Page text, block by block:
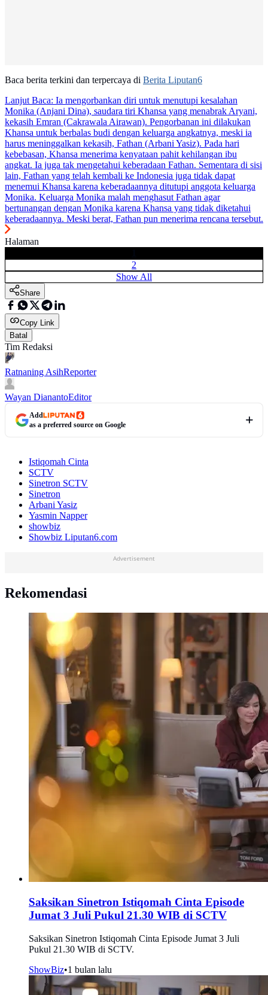
Baca berita terkini dan terpercaya di Berita Liputan6
Lanjut Baca: Ia mengorbankan diri untuk menutupi kesalahan
Monika (Anjani Dina), saudara tiri Khansa yang menabrak Aryani,
kekasih Emran (Cakrawala Airawan). Pengorbanan ini dilakukan
Khansa untuk berbalas budi dengan keluarga angkatnya, meski ia
harus meninggalkan kekasih, Fathan (Arbani Yasiz). Pada hari
kebebasan, Khansa menerima kenyataan pahit kehilangan ibu
angkat. Ia juga tak mengetahui keberadaan Fathan. Sementara di sisi
lain, Fathan yang telah kembali ke Indonesia juga tidak dapat
menemui Khansa karena keberadaannya ditutupi anggota keluarga
Monika. Keluarga Monika malah menghasut Fathan agar
bertunangan dengan Monika karena Khansa yang tidak diketahui
keberadaannya. Meski berat, Fathan pun menerima rencana tersebut.
Halaman
2
Show All
Share
Copy Link
Batal
Tim Redaksi
Ratnaning AsihReporter
Wayan DianantoEditor
Add
as a preferred source on Google
Istiqomah Cinta
SCTV
Sinetron SCTV
Sinetron
Arbani Yasiz
Yasmin Napper
showbiz
Showbiz Liputan6.com
Advertisement
Rekomendasi
Saksikan Sinetron Istiqomah Cinta Episode
Jumat 3 Juli Pukul 21.30 WIB di SCTV
Saksikan Sinetron Istiqomah Cinta Episode Jumat 3 Juli
Pukul 21.30 WIB di SCTV.
ShowBiz•1 bulan lalu